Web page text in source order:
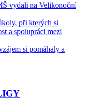
vydali na Velikonoční
při kterých si
a spolupráci mezi
si pomáhaly a